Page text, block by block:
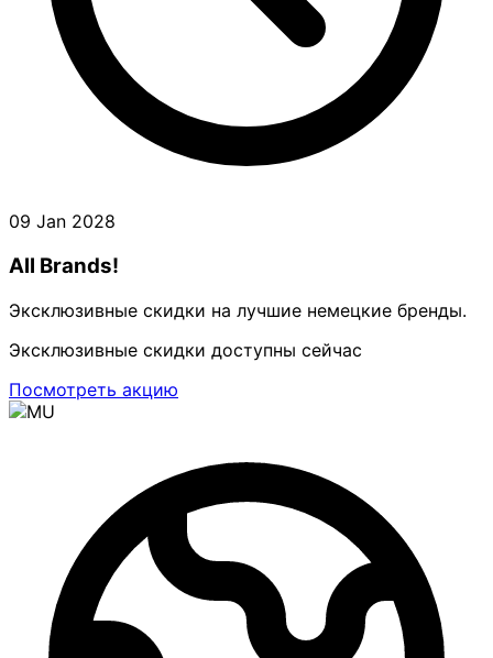
09 Jan 2028
All Brands!
Эксклюзивные скидки на лучшие немецкие бренды.
Эксклюзивные скидки доступны сейчас
Посмотреть акцию